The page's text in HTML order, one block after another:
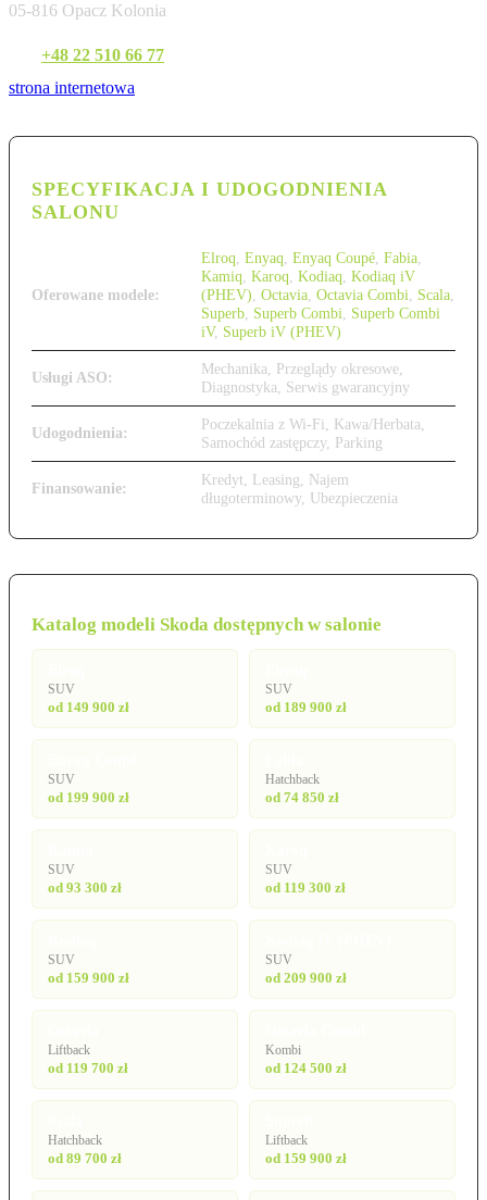
05-816 Opacz Kolonia
+48 22 510 66 77
strona internetowa
SPECYFIKACJA I UDOGODNIENIA
SALONU
Oferowane modele:
Elroq Enyaq Enyaq Coupé Fabia
Kamiq Karoq Kodiaq Kodiaq iV
(PHEV) Octavia Octavia Combi Scala
Superb Superb Combi
Superb Combi
iV, Superb iV (PHEV)
Usługi ASO:
Mechanika, Przeglądy okresowe,
Diagnostyka, Serwis gwarancyjny
Udogodnienia:
Poczekalnia z Wi-Fi, Kawa/Herbata,
Samochód zastępczy, Parking
Finansowanie:
Kredyt, Leasing, Najem
długoterminowy, Ubezpieczenia
Katalog modeli Skoda dostępnych w salonie
SUV
od 149 900 zł
SUV
od 189 900 zł
SUV
od 199 900 zł
Hatchback
od 74 850 zł
SUV
od 93 300 zł
SUV
od 119 300 zł
SUV
od 159 900 zł
SUV
od 209 900 zł
Liftback
od 119 700 zł
Kombi
od 124 500 zł
Hatchback
od 89 700 zł
Liftback
od 159 900 zł